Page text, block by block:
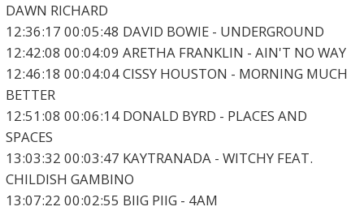
DAWN RICHARD
12:36:17 00:05:48 DAVID BOWIE - UNDERGROUND
12:42:08 00:04:09 ARETHA FRANKLIN - AIN'T NO WAY
12:46:18 00:04:04 CISSY HOUSTON - MORNING MUCH
BETTER
12:51:08 00:06:14 DONALD BYRD - PLACES AND
SPACES
13:03:32 00:03:47 KAYTRANADA - WITCHY FEAT.
CHILDISH GAMBINO
13:07:22 00:02:55 BIIG PIIG - 4AM